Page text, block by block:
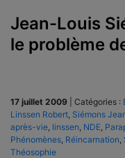
Jean-Louis
le problème
17 juillet 2009 Catégories :
Linssen Robert Siémons
après-vie linssen NDE
Phénomènes Réincarnation
Théosophie